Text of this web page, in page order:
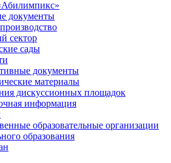
документы
сектор
сады
документы
материалы
дискуссионных площадок
информация
образовательные организации
образования